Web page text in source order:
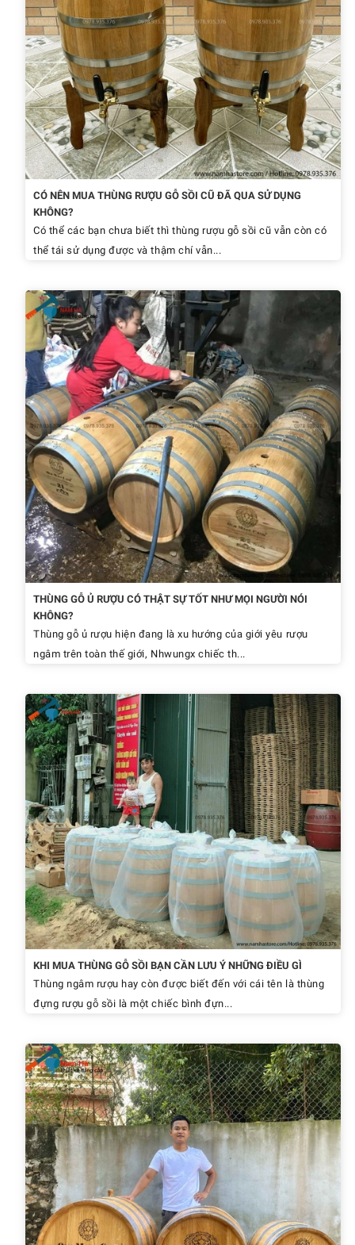
CÓ NÊN MUA THÙNG RƯỢU GỖ SỒI CŨ ĐÃ QUA SỬ DỤNG
KHÔNG?
Có thể các bạn chưa biết thì thùng rượu gỗ sồi cũ vẫn còn có
thể tái sử dụng được và thậm chí vẫn...
THÙNG GỖ Ủ RƯỢU CÓ THẬT SỰ TỐT NHƯ MỌI NGƯỜI NÓI
KHÔNG?
Thùng gỗ ủ rượu hiện đang là xu hướng của giới yêu rượu
ngâm trên toàn thế giới, Nhwungx chiếc th...
KHI MUA THÙNG GỖ SỒI BẠN CẦN LƯU Ý NHỮNG ĐIỀU GÌ
Thùng ngâm rượu hay còn được biết đến với cái tên là thùng
đựng rượu gỗ sồi là một chiếc bình đựn...